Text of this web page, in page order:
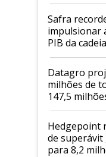
Safra
impulsionar
PIB da
biodiesel
Datagro
milhões de
147,5
2026/27
Hedgepoint
de superávit
para 8,2